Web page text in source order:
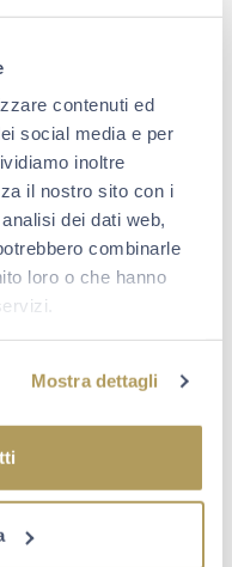
contenuti ed
social media e per
inoltre
il nostro sito con i
dei dati web,
combinarle
loro o che hanno
Mostra dettagli
della
per regalare